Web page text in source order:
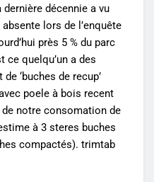
décennie a vu
lors de l’enquête
près 5 % du parc
quelqu’un a des
‘buches de recup’
poele à bois recent
notre consomation de
à 3 steres buches
compactés). trimtab